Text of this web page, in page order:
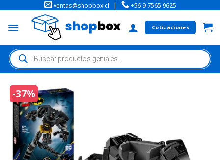
ventas@shopbox.cl | +56 9 7565 9625
Cotizaciones
-37%